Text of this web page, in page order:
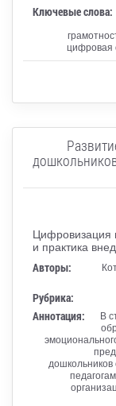
Ключевые слова:
цифровая
Цифровизация
и практика
Авторы:
Рубрика:
Аннотация:
В